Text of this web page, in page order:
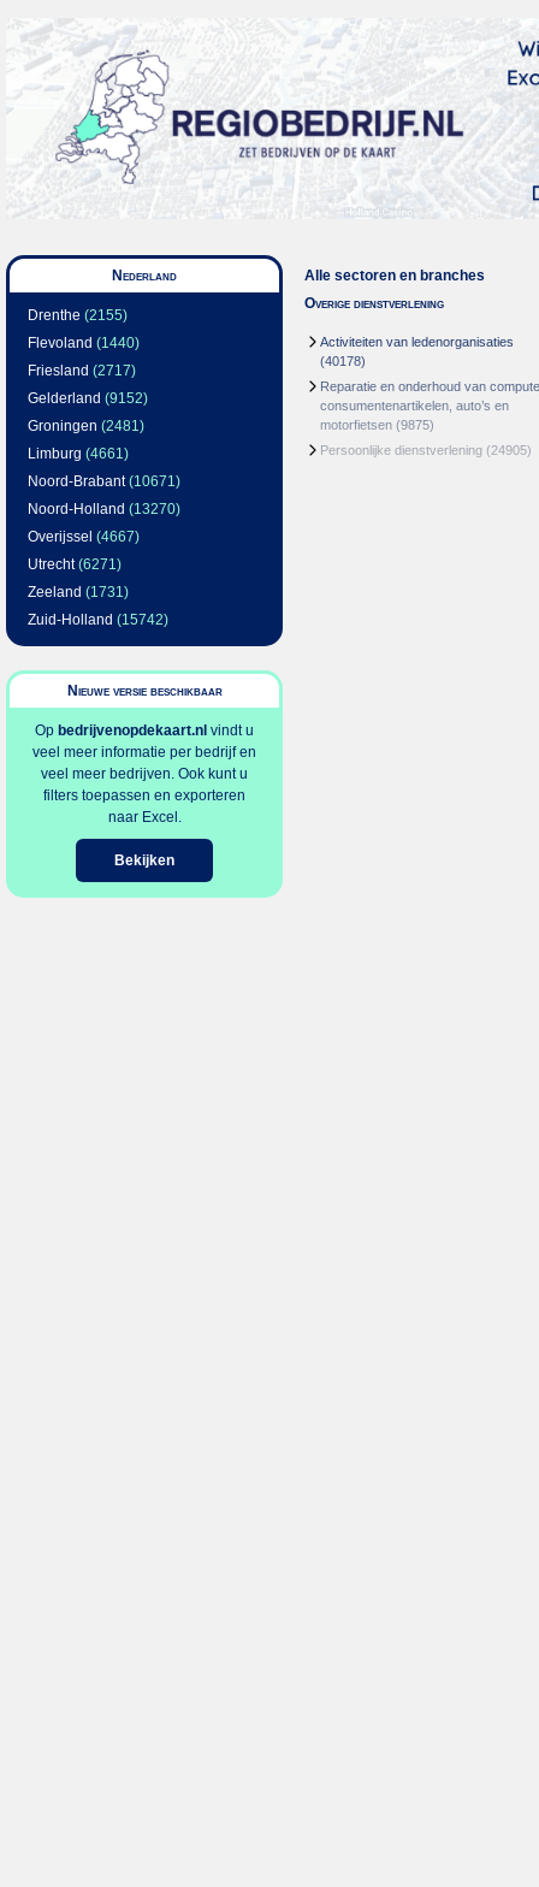
Nederland
Drenthe (2155)
Flevoland (1440)
Friesland (2717)
Gelderland (9152)
Groningen (2481)
Limburg (4661)
Noord-Brabant(10671)
Noord-Holland (13270)
Overijssel (4667)
Utrecht(6271)
Zeeland (1731)
Zuid-Holland (15742)
Nieuwe versie beschikbaar
Op bedrijvenopdekaart.nl vindt u
veel meer informatie per bedrijf en
veel meer bedrijven. Ook kunt u
filters toepassen en exporteren
naar Excel.
Bekijken
Alle sectoren en branches
Overige dienstverlening
Activiteiten van ledenorganisaties
(40178)
Reparatie en onderhoud van
consumentenartikelen, auto’s en
motorfietsen (9875)
Persoonlijke dienstverlening (24905)